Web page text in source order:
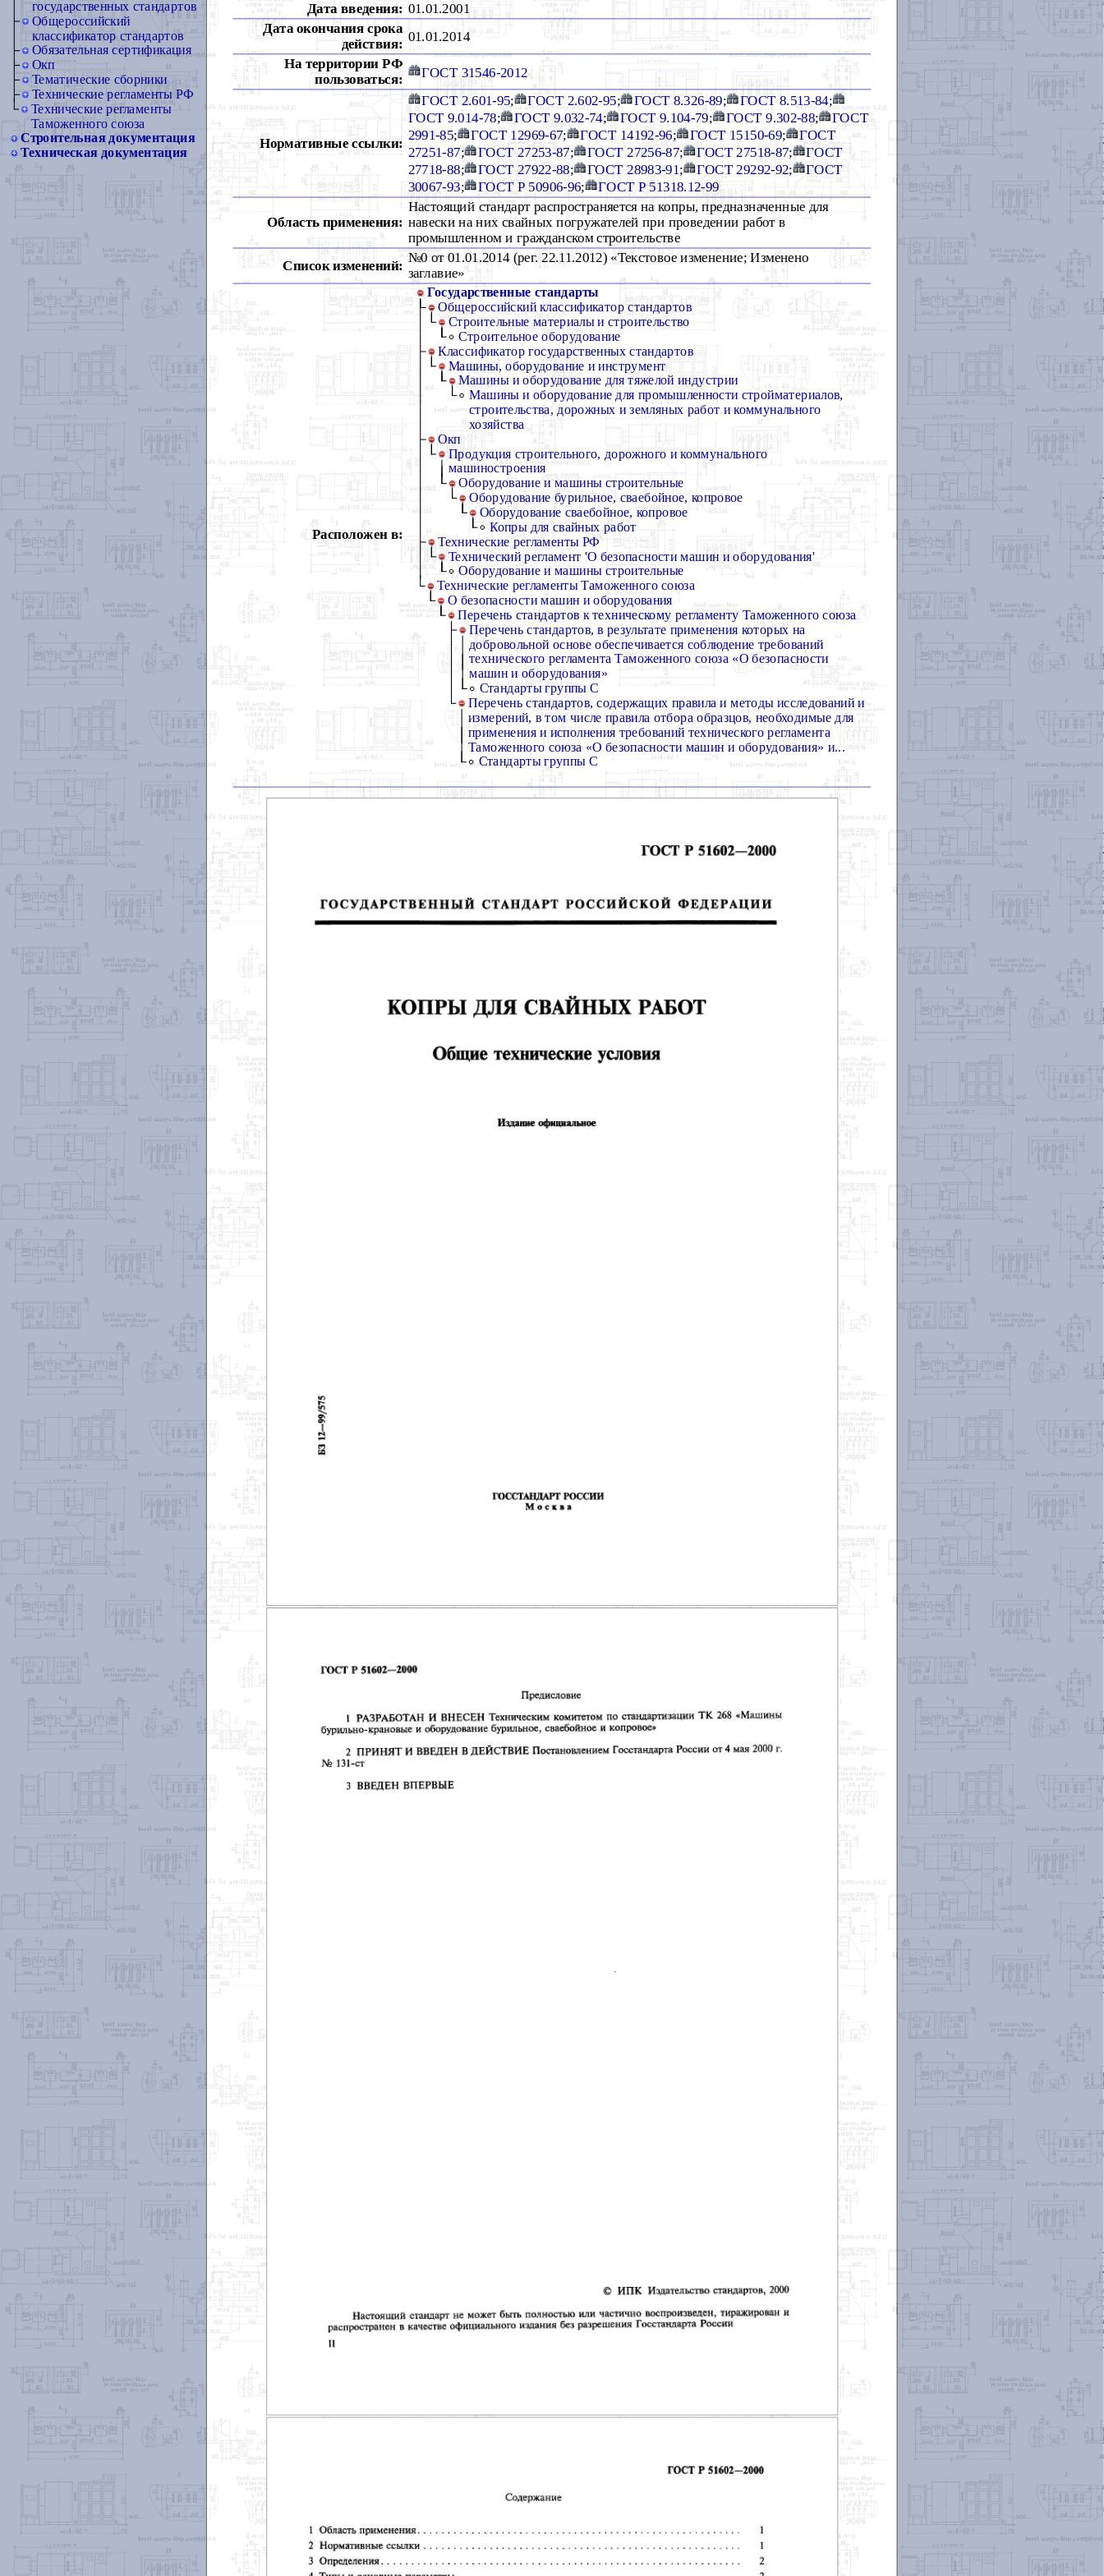
государственных стандартов
Общероссийский
классификатор стандартов
Обязательная сертификация
Окп
Тематические сборники
Технические регламенты РФ
Технические регламенты
Таможенного союза
Строительная документация
Техническая документация
Дата введения: 01.01.2001
Дата окончания срока
действия:
01.01.2014
На территории РФ
пользоваться:
ГОСТ 31546-2012
Нормативные ссылки:
ГОСТ 2.601-95; ГОСТ 2.602-95; ГОСТ 8.326-89; ГОСТ 8.513-84;
ГОСТ 9.014-78; ГОСТ 9.032-74; ГОСТ 9.104-79; ГОСТ 9.302-88;
ГОСТ
2991-85; ГОСТ 12969-67; ГОСТ 14192-96; ГОСТ 15150-69; ГОСТ
27251-87; ГОСТ 27253-87; ГОСТ 27256-87; ГОСТ 27518-87; ГОСТ
27718-88; ГОСТ 27922-88; ГОСТ 28983-91; ГОСТ 29292-92;
ГОСТ
30067-93; ГОСТ Р 50906-96; ГОСТ Р 51318.12-99
Область применения:
Настоящий стандарт распространяется на копры, предназначенные для
навески на них свайных погружателей при проведении работ в
промышленном и гражданском строительстве
Список изменений:
№0 от 01.01.2014 (рег. 22.11.2012) «Текстовое изменение; Изменено
заглавие»
Расположен в:
Государственные стандарты
Общероссийский классификатор стандартов
Строительные материалы и строительство
Строительное оборудование
Классификатор государственных стандартов
Машины, оборудование и инструмент
Машины и оборудование для тяжелой индустрии
Машины и оборудование для промышленности стройматериалов,
строительства, дорожных и земляных работ и коммунального
хозяйства
Окп
Продукция строительного, дорожного и коммунального
машиностроения
Оборудование и машины строительные
Оборудование бурильное, сваебойное, копровое
Оборудование сваебойное, копровое
Копры для свайных работ
Технические регламенты РФ
Технический регламент 'О безопасности машин и оборудования'
Оборудование и машины строительные
Технические регламенты Таможенного союза
О безопасности машин и оборудования
Перечень стандартов к техническому регламенту Таможенного союза
Перечень стандартов, в результате применения которых на
добровольной основе обеспечивается соблюдение требований
технического регламента Таможенного союза «О безопасности
машин и оборудования»
Стандарты группы С
Перечень стандартов, содержащих правила и методы исследований и
измерений, в том числе правила отбора образцов, необходимые для
применения и исполнения требований технического регламента
Таможенного союза «О безопасности машин и оборудования» и...
Стандарты группы С